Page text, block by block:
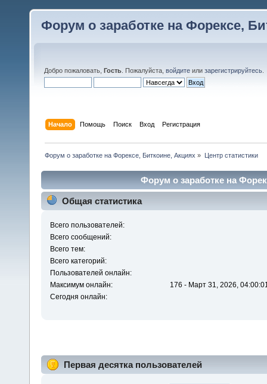
Форум о заработке на Форексе,
Добро пожаловать, Гость . Пожалуйста, войдите или зарегистрируйтесь
Начало Помощь Поиск Вход Регистрация
Форум о заработке на Форексе, Биткоине, Акциях » Центр статистики
Форум о заработке на
Общая статистика
Всего пользователей:
Всего сообщений:
Всего тем:
Всего категорий:
Пользователей онлайн:
Максимум онлайн:
176 - Март 31, 2026,
Сегодня онлайн:
Первая десятка пользователей